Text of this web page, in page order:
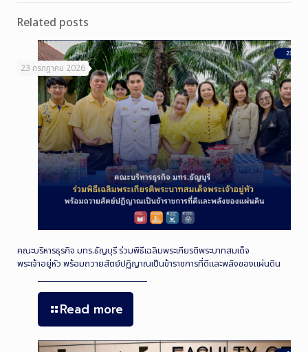
Related posts
23 กรกฎาคม 2026
คณะบริหารธุรกิจ มทร.ธัญบุรี ร่วมพิธีเฉลิมพระเกียรติพระบาทสมเด็จ
พระเจ้าอยู่หัว พร้อมถวายสัตย์ปฏิญาณเป็นข้าราชการที่ดีและพลังของแผ่นดิน
Read more